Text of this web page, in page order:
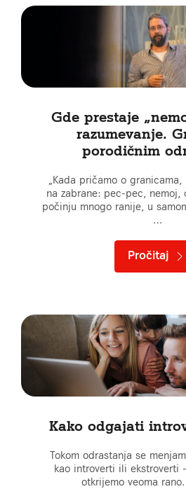
Gde prestaje
razumevanje.
porodičnim
„Kada pričamo o
na zabrane: pec-pec, nemoj,
počinju mnogo ranije, u
…
Pročitaj
Kako odgajati
Tokom odrastanja se
kao introverti ili ekstroverti
otkrijemo veoma